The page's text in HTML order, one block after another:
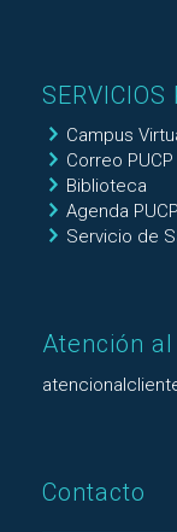
SERVICIOS
Campus
Correo PUCP
Biblioteca
Agenda PUCP
Servicio de
Atención
Contacto